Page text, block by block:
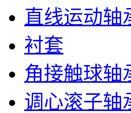
直线运动轴
衬套
角接触球轴
调心滚子轴